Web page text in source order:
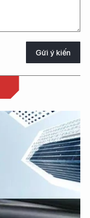
Gửi ý kiến